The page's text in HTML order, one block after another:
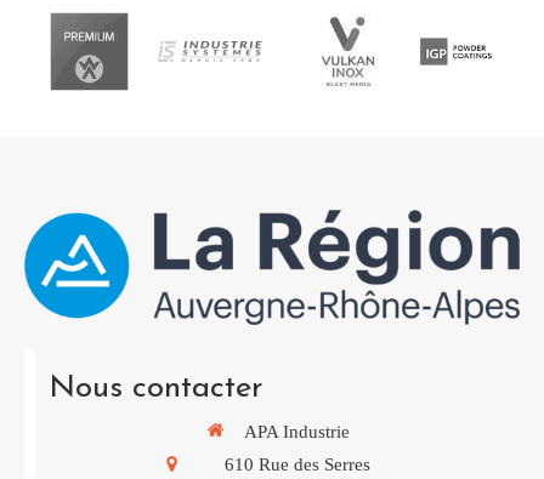
Nous contacter
APA Industrie
610 Rue des Serres